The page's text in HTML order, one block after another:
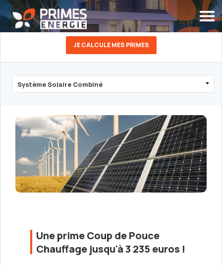
JE CALCULE MES PRIMES
Une prime Coup de Pouce
Chauffage jusqu'à 3 235 euros !